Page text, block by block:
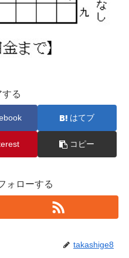
する
はてブ
コピー
ォローする
takashige8